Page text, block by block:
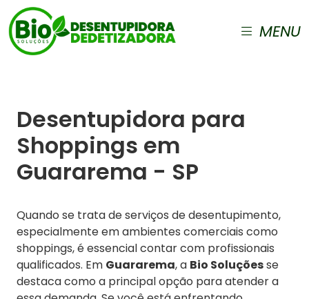
MENU
Desentupidora para
Shoppings em
Guararema - SP
Quando se trata de serviços de desentupimento,
especialmente em ambientes comerciais como
shoppings, é essencial contar com profissionais
qualificados. Em Guararema, a Bio Soluçõesse
destaca como a principal opção para atender a